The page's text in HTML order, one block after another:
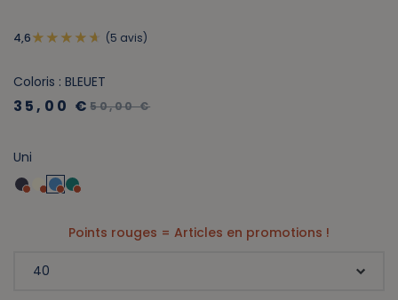
4,6 (5 avis)
Coloris : BLEUET
35,00 €50,00 €
Uni
Points rouges = Articles en promotions !